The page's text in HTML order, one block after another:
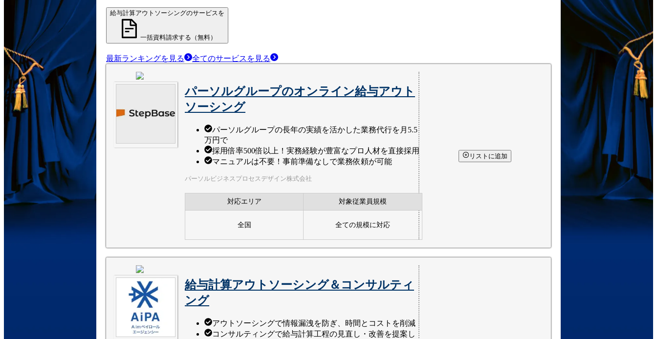
給与計算アウトソーシングのサービスを
一括資料請求する（無料）
最新ランキングを見る 全てのサービス を見る
パーソルグループのオンライン給与アウト
ソーシング
パーソルグループの長年の実績を活かした業務代行を月5.5
万円で
採用倍率500倍以上！実務経験が豊富なプロ人材を直接採用
マニュアルは不要！事前準備なしで業務依頼が可能
パーソルビジネスプロセスデザイン株式会社
対応エリア 対象従業員規模
全国 全ての規模に対応
リストに追加
給与計算アウトソーシング＆コンサルティ
ング
アウトソーシングで情報漏洩を防ぎ、時間とコストを削減
コンサルティングで給与計算工程の見直し・改善を提案し